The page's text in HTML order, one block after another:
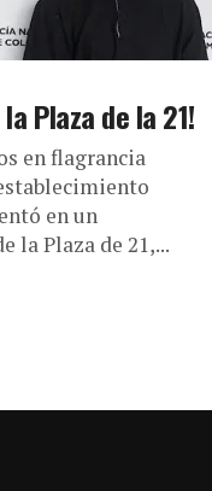
Plaza de la 21!
en flagrancia
en un
la Plaza de 21,...